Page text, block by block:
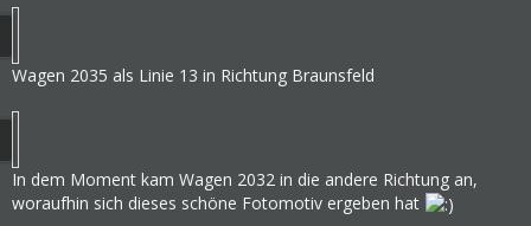
Wagen 2035 als Linie 13 in Richtung Braunsfeld
In dem Moment kam Wagen 2032 in die andere Richtung an,
woraufhin sich dieses schöne Fotomotiv ergeben hat